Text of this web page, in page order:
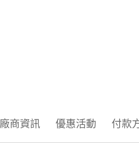
廠商資訊 優惠活動 付款